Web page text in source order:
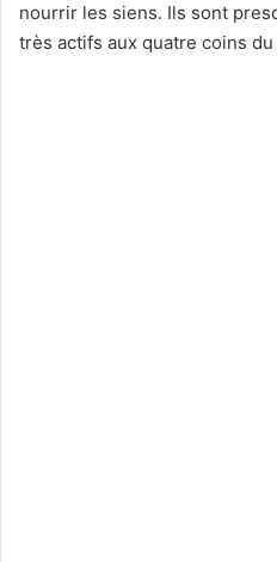
nourrir les siens. Ils sont
très actifs aux quatre coins du